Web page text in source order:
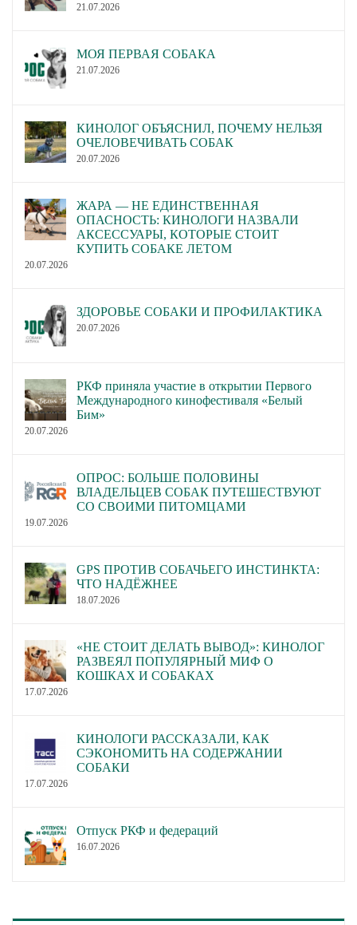
21.07.2026
МОЯ ПЕРВАЯ СОБАКА
21.07.2026
КИНОЛОГ ОБЪЯСНИЛ, ПОЧЕМУ НЕЛЬЗЯ
ОЧЕЛОВЕЧИВАТЬ СОБАК
20.07.2026
ЖАРА — НЕ ЕДИНСТВЕННАЯ
ОПАСНОСТЬ: КИНОЛОГИ НАЗВАЛИ
АКСЕССУАРЫ, КОТОРЫЕ СТОИТ
КУПИТЬ СОБАКЕ ЛЕТОМ
20.07.2026
ЗДОРОВЬЕ СОБАКИ И ПРОФИЛАКТИКА
20.07.2026
РКФ приняла участие в открытии Первого
Международного кинофестиваля «Белый
Бим»
20.07.2026
ОПРОС: БОЛЬШЕ ПОЛОВИНЫ
ВЛАДЕЛЬЦЕВ СОБАК ПУТЕШЕСТВУЮТ
СО СВОИМИ ПИТОМЦАМИ
19.07.2026
GPS ПРОТИВ СОБАЧЬЕГО ИНСТИНКТА:
ЧТО НАДЁЖНЕЕ
18.07.2026
«НЕ СТОИТ ДЕЛАТЬ ВЫВОД»: КИНОЛОГ
РАЗВЕЯЛ ПОПУЛЯРНЫЙ МИФ О
КОШКАХ И СОБАКАХ
17.07.2026
КИНОЛОГИ РАССКАЗАЛИ, КАК
СЭКОНОМИТЬ НА СОДЕРЖАНИИ
СОБАКИ
17.07.2026
Отпуск РКФ и федераций
16.07.2026